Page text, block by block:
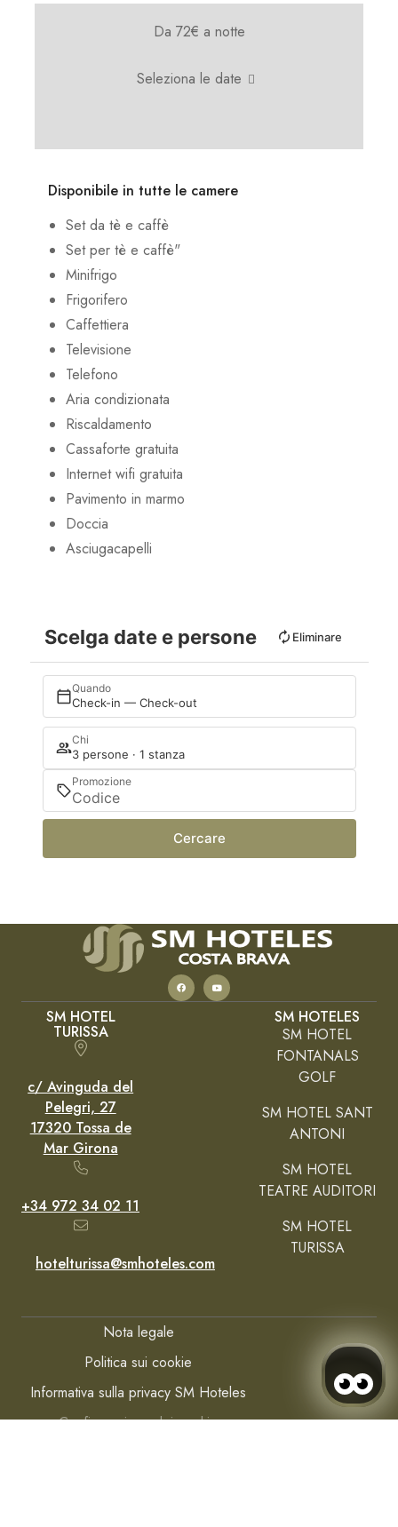
Da 72€ a notte
Seleziona le date
Disponibile in tutte le camere
Set da tè e caffè
Set per tè e caffè"
Minifrigo
Frigorifero
Caffettiera
Televisione
Telefono
Aria condizionata
Riscaldamento
Cassaforte gratuita
Internet wifi gratuita
Pavimento in marmo
Doccia
Asciugacapelli
Scelga date e persone Eliminare
Quando
Check-in — Check-out
Chi
3 persone · 1 stanza
Promozione
Cercare
SM HOTEL
TURISSA
c/ Avinguda del
Pelegri, 27
17320 Tossa de
Mar Girona
+34 972 34 02 11
hotelturissa@smhoteles.com
SM HOTELES
SM HOTEL
FONTANALS
GOLF
SM HOTEL SANT
ANTONI
SM HOTEL
TEATRE AUDITORI
SM HOTEL
TURISSA
Nota legale
Politica sui cookie
Informativa sulla privacy SM Hoteles
Configurazione dei cookie